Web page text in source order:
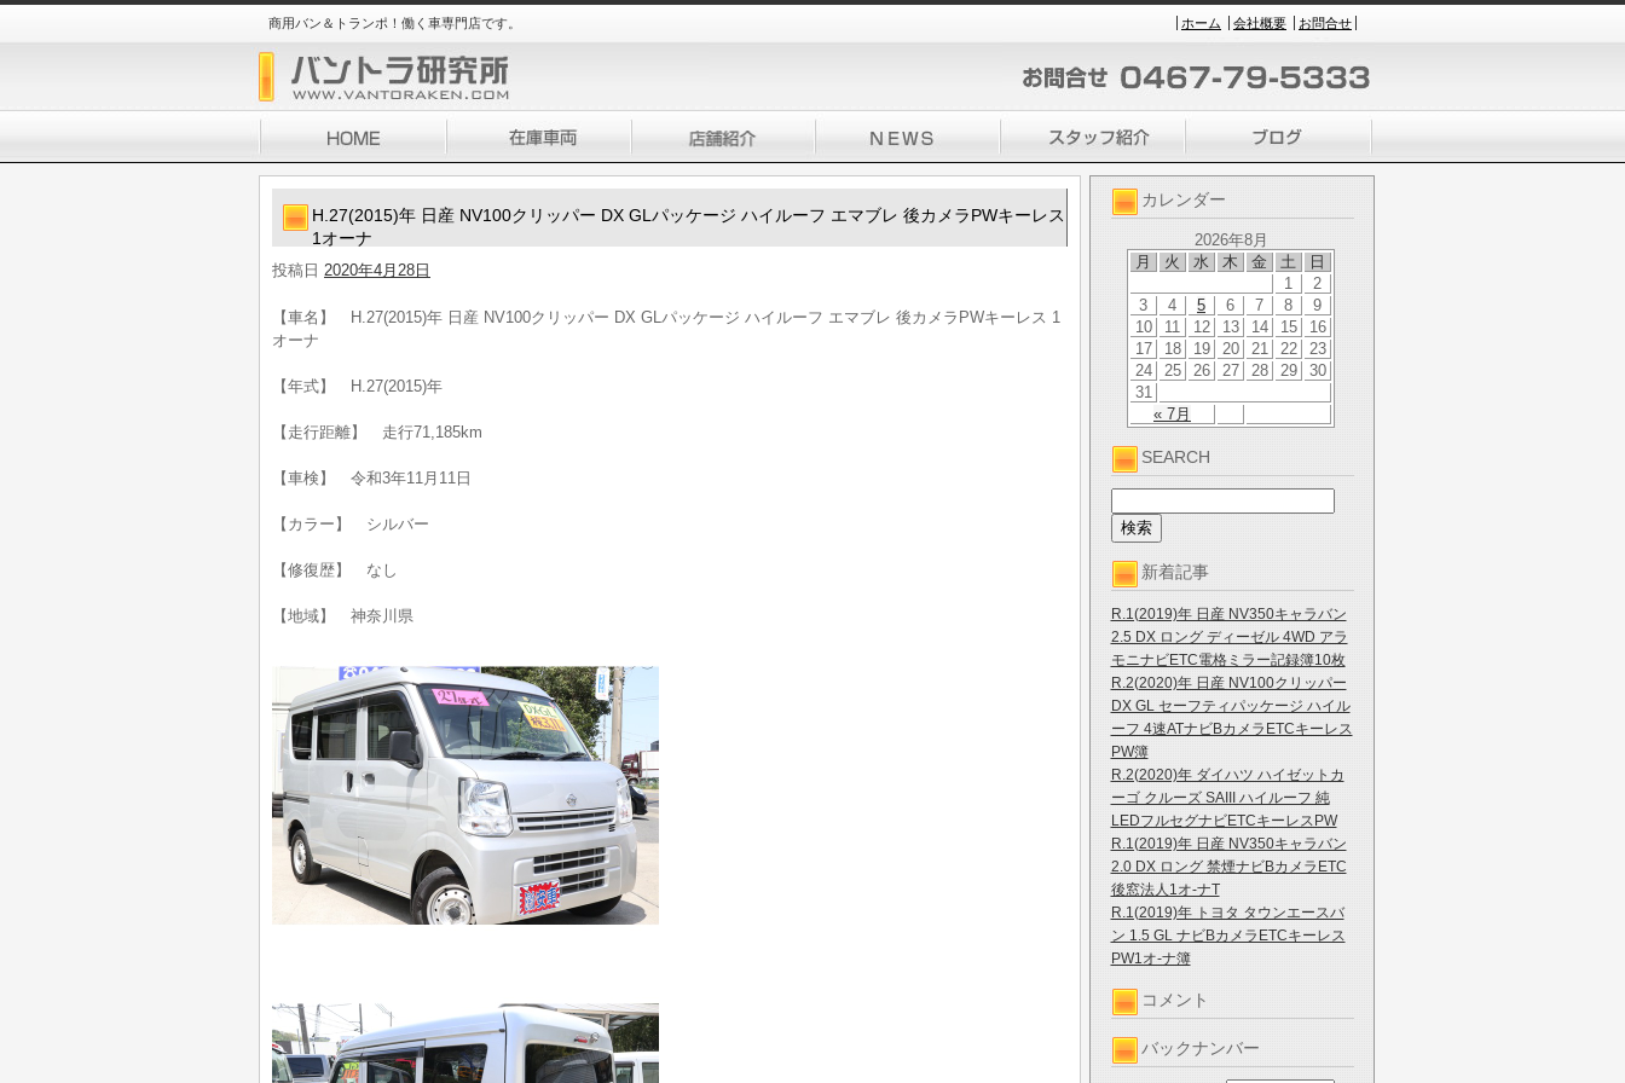
商用バン＆トランポ！働く車専門店です。 ホーム 会社概要 お問合せ
カレンダー
2026年8月
月
火 水 木 金 土 日
« 7月
1
2
3
4 5 6 7 8
9
10
11 12 13 14 15
16
17
18 19 20 21 22
23
24
25 26 27 28 29
30
31
SEARCH
新着記事
R.1(2019)年 日産 NV350キャラバン
2.5 DX ロング ディーゼル 4WD アラ
モニナビETC電格ミラー記録簿10枚
R.2(2020)年 日産 NV100クリッパー
DX GL セーフティパッケージ ハイル
ーフ 4速ATナビBカメラETCキーレス
PW簿
R.2(2020)年 ダイハツ ハイゼットカ
ーゴ クルーズ SAIII ハイルーフ 純
LEDフルセグナビETCキーレスPW
R.1(2019)年 日産 NV350キャラバン
2.0 DX ロング 禁煙ナビBカメラETC
後窓法人1オ-ナT
R.1(2019)年 トヨタ タウンエースバ
ン 1.5 GL ナビBカメラETCキーレス
PW1オ-ナ簿
コメント
バックナンバー
H.27(2015)年 日産 NV100クリッパー DX GLパッケージ ハイルーフ エマブレ 後カメラPWキーレス
1オーナ
投稿日 2020年4月28日
【車名】 H.27(2015)年 日産 NV100クリッパー DX GLパッケージ ハイルーフ エマブレ 後カメラPWキーレス 1
オーナ
【年式】 H.27(2015)年
【走行距離】 走行71,185km
【車検】 令和3年11月11日
【カラー】 シルバー
【修復歴】 なし
【地域】 神奈川県